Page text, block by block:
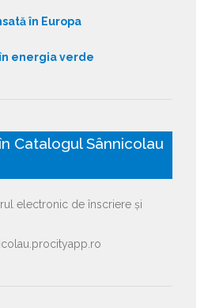
în Europa
energia verde
Catalogul Sânnicolau
electronic de înscriere și